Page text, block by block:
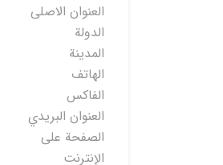
العنوان الاصلی
الدولة
المدينة
الهاتف
الفاكس
العنوان البريدي
الصفحة على
الإنترنت